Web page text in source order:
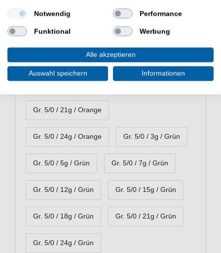
Gr. 5/0 / 12g / Orange
Gr. 5/0 / 15g / Orange
Gr. 5/0 / 18g / Orange
Gr. 5/0 / 21g / Orange
Gr. 5/0 / 24g / Orange Gr. 5/0 / 3g / Grün
Gr. 5/0 / 5g / Grün Gr. 5/0 / 7g / Grün
Gr. 5/0 / 12g / Grün Gr. 5/0 / 15g / Grün
Gr. 5/0 / 18g / Grün Gr. 5/0 / 21g / Grün
Gr. 5/0 / 24g / Grün
Notwendig Performance
Funktional Werbung
Alle akzeptieren
Auswahl speichern Informationen